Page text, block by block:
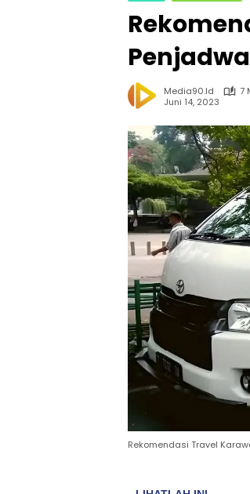
Media90.id
7
Juni 14, 2023
Rekomendasi Travel